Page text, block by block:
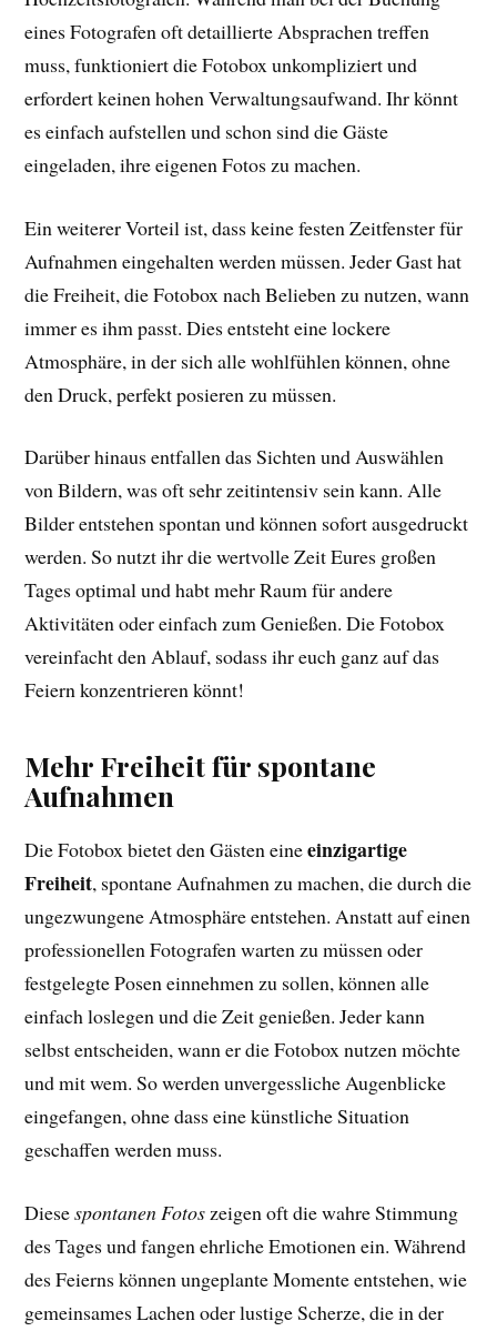
eines Fotografen oft detaillierte Absprachen treffen
muss, funktioniert die Fotobox unkompliziert und
erfordert keinen hohen Verwaltungsaufwand. Ihr könnt
es einfach aufstellen und schon sind die Gäste
eingeladen, ihre eigenen Fotos zu machen.
Ein weiterer Vorteil ist, dass keine festen Zeitfenster für
Aufnahmen eingehalten werden müssen. Jeder Gast hat
die Freiheit, die Fotobox nach Belieben zu nutzen, wann
immer es ihm passt. Dies entsteht eine lockere
Atmosphäre, in der sich alle wohlfühlen können, ohne
den Druck, perfekt posieren zu müssen.
Darüber hinaus entfallen das Sichten und Auswählen
von Bildern, was oft sehr zeitintensiv sein kann. Alle
Bilder entstehen spontan und können sofort ausgedruckt
werden. So nutzt ihr die wertvolle Zeit Eures großen
Tages optimal und habt mehr Raum für andere
Aktivitäten oder einfach zum Genießen. Die Fotobox
vereinfacht den Ablauf, sodass ihr euch ganz auf das
Feiern konzentrieren könnt!
Mehr Freiheit für spontane
Aufnahmen
Die Fotobox bietet den Gästen eineeinzigartige
Freiheit, spontane Aufnahmen zu machen, die durch die
ungezwungene Atmosphäre entstehen. Anstatt auf einen
professionellen Fotografen warten zu müssen oder
festgelegte Posen einnehmen zu sollen, können alle
einfach loslegen und die Zeit genießen. Jeder kann
selbst entscheiden, wann er die Fotobox nutzen möchte
und mit wem. So werden unvergessliche Augenblicke
eingefangen, ohne dass eine künstliche Situation
geschaffen werden muss.
Diesespontanen Fotoszeigen oft die wahre Stimmung
des Tages und fangen ehrliche Emotionen ein. Während
des Feierns können ungeplante Momente entstehen, wie
gemeinsames Lachen oder lustige Scherze, die in der